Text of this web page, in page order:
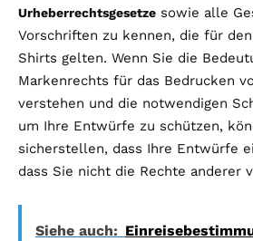
Urheberrechtsgesetze sowie alle
Vorschriften zu kennen, die für
Shirts gelten. Wenn Sie die
Markenrechts für das Bedrucken
verstehen und die notwendigen
um Ihre Entwürfe zu schützen,
sicherstellen, dass Ihre Entwürfe
dass Sie nicht die Rechte anderer
Siehe auch: